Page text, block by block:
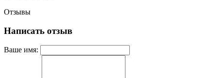
Отзывы
Написать отзыв
Ваше имя: